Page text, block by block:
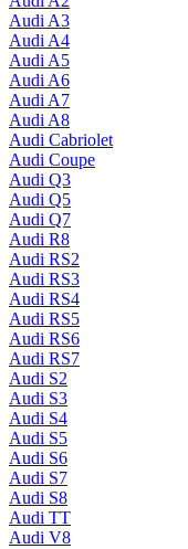
Audi A3
Audi A4
Audi A5
Audi A6
Audi A7
Audi A8
Audi Cabriolet
Audi Coupe
Audi Q3
Audi Q5
Audi Q7
Audi R8
Audi RS2
Audi RS3
Audi RS4
Audi RS5
Audi RS6
Audi RS7
Audi S2
Audi S3
Audi S4
Audi S5
Audi S6
Audi S7
Audi S8
Audi TT
Audi V8